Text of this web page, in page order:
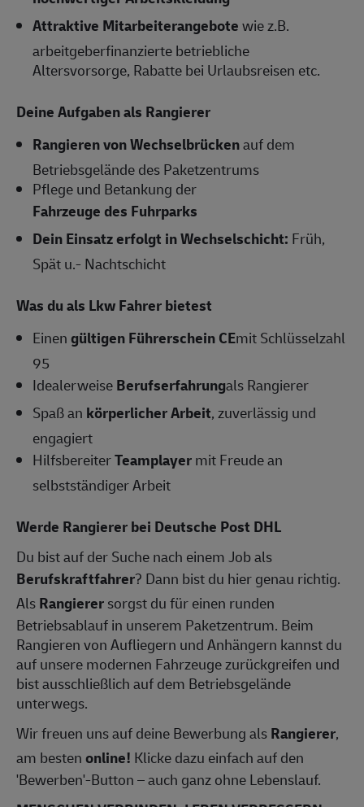
Attraktive Mitarbeiterangebotewie z.B.
arbeitgeberfinanzierte betriebliche
Altersvorsorge, Rabatte bei Urlaubsreisen etc.
Deine Aufgaben als Rangierer
Rangieren von Wechselbrückenauf dem
Betriebsgelände des Paketzentrums
Pflege und Betankung der
Fahrzeuge des Fuhrparks
Dein Einsatz erfolgt in Wechselschicht: Früh,
Spät u.- Nachtschicht
Was du als Lkw Fahrer bietest
Einengültigen Führerschein CEmit Schlüsselzahl
95
IdealerweiseBerufserfahrungals Rangierer
Spaß an körperlicher Arbeit, zuverlässig und
engagiert
HilfsbereiterTeamplayermit Freude an
selbstständiger Arbeit
Werde Rangierer bei Deutsche Post DHL
Du bist auf der Suche nach einem Job als
Berufskraftfahrer? Dann bist du hier genau richtig.
AlsRangierersorgst du für einen runden
Betriebsablauf in unserem Paketzentrum. Beim
Rangieren von Aufliegern und Anhängern kannst du
auf unsere modernen Fahrzeuge zurückgreifen und
bist ausschließlich auf dem Betriebsgelände
unterwegs.
Wir freuen uns auf deine Bewerbung alsRangierer,
am bestenonline! Klicke dazu einfach auf den
'Bewerben'-Button – auch ganz ohne Lebenslauf.